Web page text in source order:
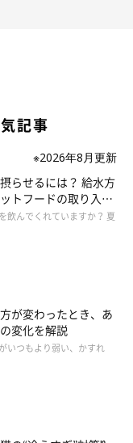
、胃腸の働き
記事
※2026年8月更新
らせるには？ 給水方
トフードの取り入れ
飲んでくれていますか？ 夏
が変わったとき、あ
変化を解説
いつもより弱い、かすれ